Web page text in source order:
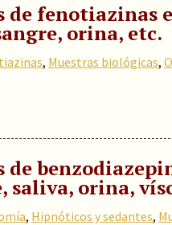
de fenotiazinas
orina, etc.
, Muestras biológicas,
saliva, orina,
, Hipnóticos y sedantes,